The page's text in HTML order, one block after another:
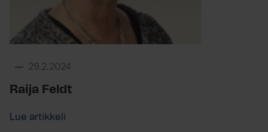
29.2.2024
Raija Feldt
Lue artikkeli